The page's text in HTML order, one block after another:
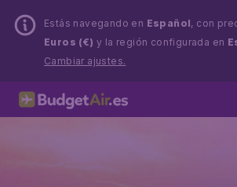
Estás navegando en Español, con
Euros (€) y la región configurada en
Cambiar ajustes.